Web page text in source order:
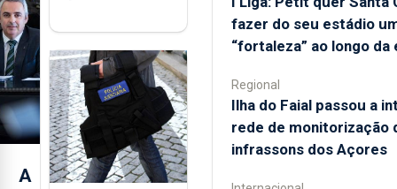
A
de
monitorização
de infrassons
dos Açores
fazer do seu estádio
“fortaleza” ao longo da
Regional
Ilha do Faial passou a
rede de monitorização
infrassons dos Açores